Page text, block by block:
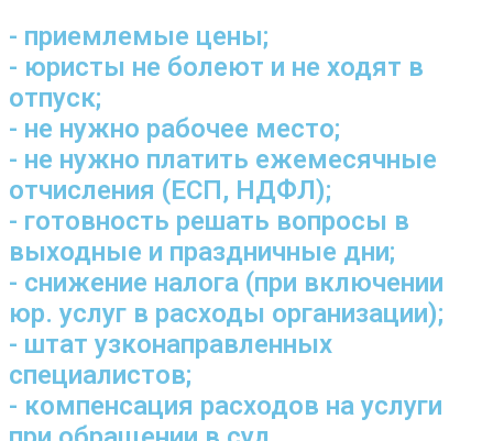
- приемлемые цены;
- юристы не болеют и не ходят в
отпуск;
- не нужно рабочее место;
- не нужно платить ежемесячные
отчисления (ЕСП, НДФЛ);
- готовность решать вопросы в
выходные и праздничные дни;
- снижение налога (при включении
юр. услуг в расходы организации);
- штат узконаправленных
специалистов;
- компенсация расходов на услуги